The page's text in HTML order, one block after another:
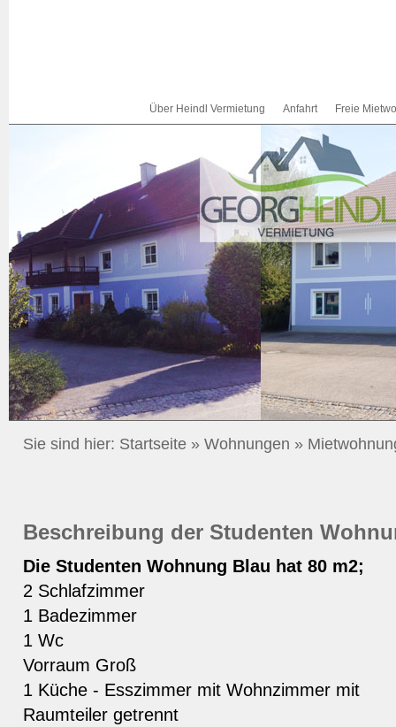
Über Heindl Vermietung Anfahrt Freie
Sie sind hier: Startseite » Wohnungen »
Beschreibung der Studenten
Die Studenten Wohnung Blau hat 80 m2;
2 Schlafzimmer
1 Badezimmer
1 Wc
Vorraum Groß
1 Küche - Esszimmer mit Wohnzimmer mit
Raumteiler getrennt